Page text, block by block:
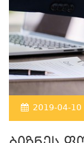
2019-04-10